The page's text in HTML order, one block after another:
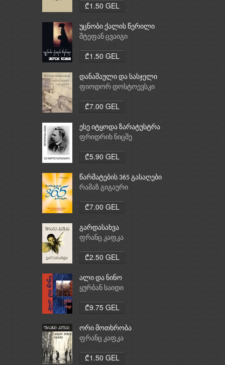
₾1.50 GEL
უცნობი ქალის წერილი
შტეფან ცვაიგი
₾1.50 GEL
დანაშაული და სასჯელი
ფიოდორ დოსტოევსკი
₾7.00 GEL
ესე იტყოდა ზარატუსტრა
ფრიდრიხ ნიცშე
₾5.90 GEL
წარმატების 365 გასაღები
რამაზ გიგაური
₾7.00 GEL
გარდასახვა
ფრანც კაფკა
₾2.50 GEL
ალი და ნინო
ყურბან საიდი
₾9.75 GEL
ორი მოთხრობა
ფრანც კაფკა
₾1.50 GEL